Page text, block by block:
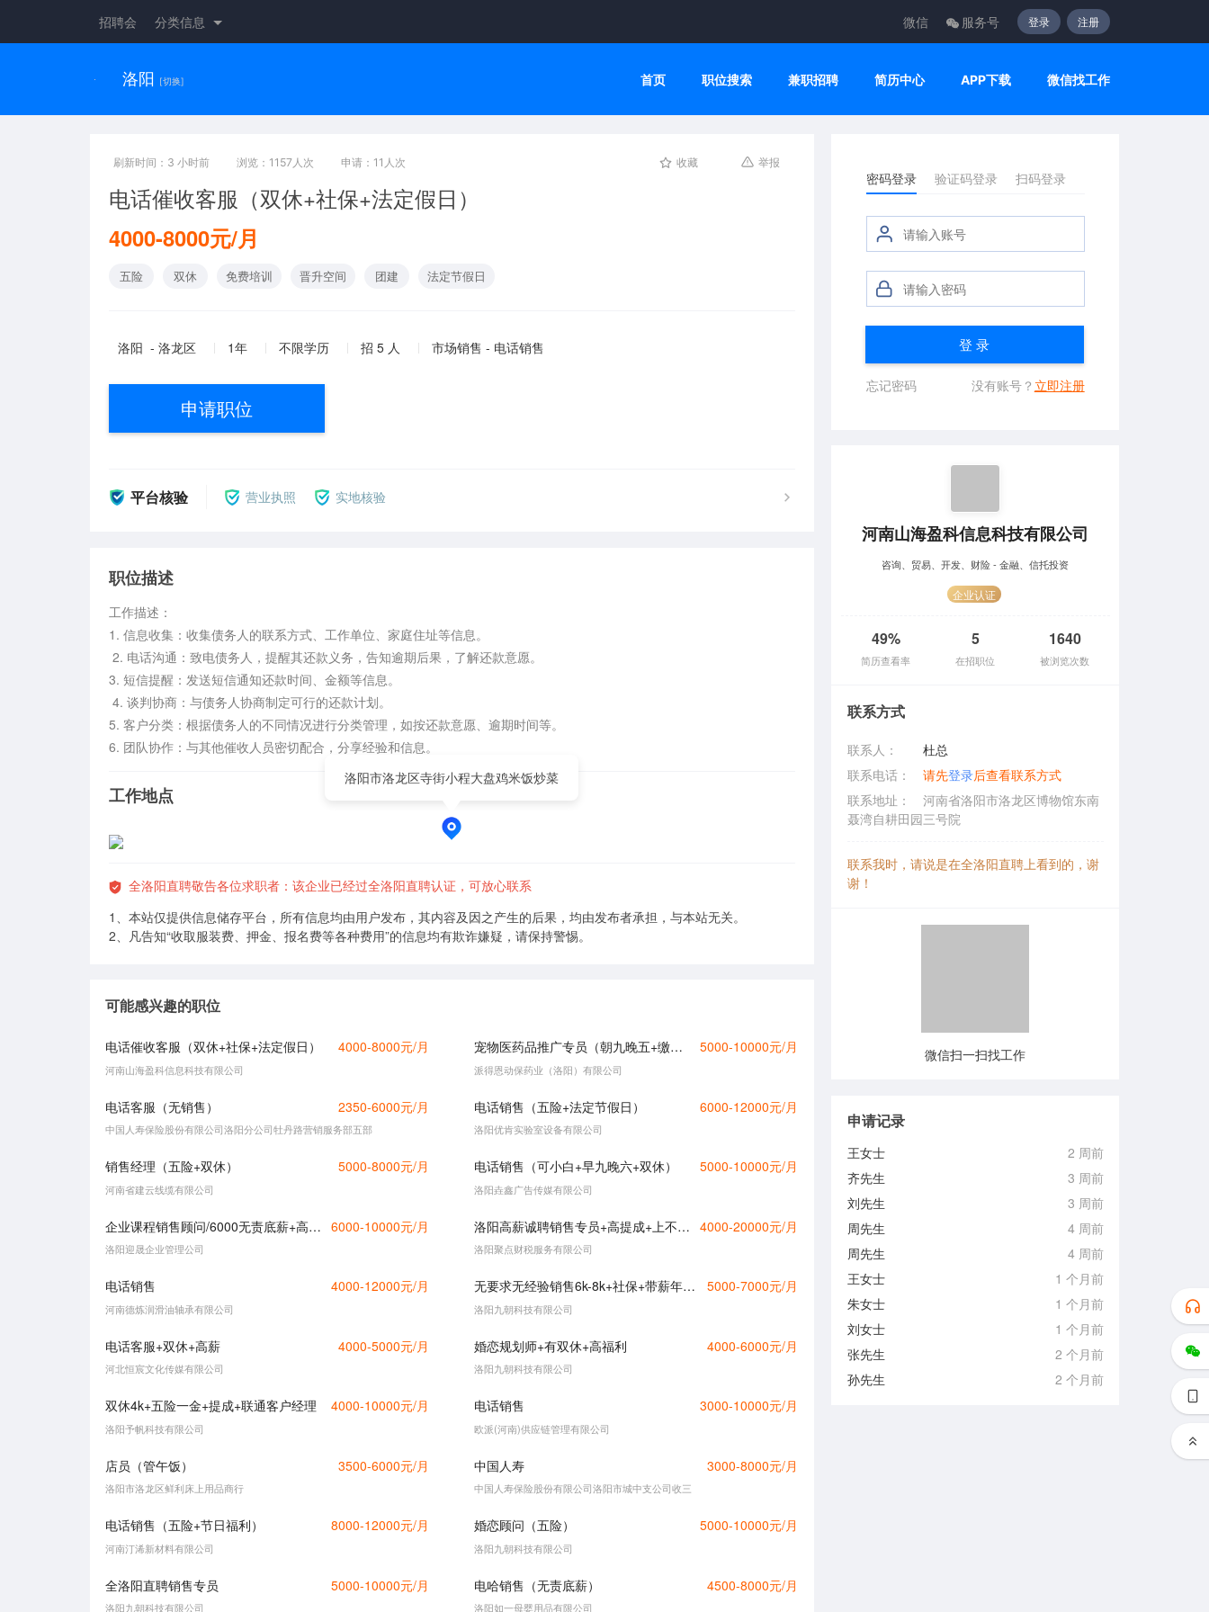
招聘会 分类信息 微信 服务号 登录 注册
洛阳 [切换] 首页 职位搜索 兼职招聘 简历中心 APP下载 微信找工作
刷新时间：3 小时前 浏览：1157人次 申请：11人次 收藏 举报
电话催收客服（双休+社保+法定假日）
4000-8000元/月
五险 双休 免费培训 晋升空间 团建 法定节假日
洛阳 - 洛龙区 1年 不限学历 招 5 人 市场销售 - 电话销售
申请职位
平台核验 营业执照 实地核验
职位描述
工作描述：
1. 信息收集：收集债务人的联系方式、工作单位、家庭住址等信息。
3. 短信提醒：发送短信通知还款时间、金额等信息。
5. 客户分类：根据债务人的不同情况进行分类管理，如按还款意愿、逾期时间等。
6. 团队协作：与其他催收人员密切配合，分享经验和信息。
工作地点
洛阳市洛龙区寺街小程大盘鸡米饭炒菜
全洛阳直聘敬告各位求职者：该企业已经过全洛阳直聘认证，可放心联系
1、本站仅提供信息储存平台，所有信息均由用户发布，其内容及因之产生的后果，均由发布者承担，与本站无关。
2、凡告知“收取服装费、押金、报名费等各种费用”的信息均有欺诈嫌疑，请保持警惕。
可能感兴趣的职位
电话催收客服（双休+社保+法定假日） 4000-8000元/月
河南山海盈科信息科技有限公司
宠物医药品推广专员（朝九晚五+缴纳社保） 5000-10000元/月
派得恩动保药业（洛阳）有限公司
电话客服（无销售） 2350-6000元/月
中国人寿保险股份有限公司洛阳分公司牡丹路营销服务部五部
电话销售（五险+法定节假日） 6000-12000元/月
洛阳优肯实验室设备有限公司
销售经理（五险+双休） 5000-8000元/月
河南省建云线缆有限公司
电话销售（可小白+早九晚六+双休） 5000-10000元/月
洛阳垚鑫广告传媒有限公司
企业课程销售顾问/6000无责底薪+高额提成 6000-10000元/月
洛阳迎晟企业管理公司
洛阳高薪诚聘销售专员+高提成+上不封顶+资源 4000-20000元/月
洛阳聚点财税服务有限公司
电话销售 4000-12000元/月
河南德炼润滑油轴承有限公司
无要求无经验销售6k-8k+社保+带薪年假（可直接打电话沟通） 5000-7000元/月
洛阳九朝科技有限公司
电话客服+双休+高薪 4000-5000元/月
河北恒宸文化传媒有限公司
婚恋规划师+有双休+高福利 4000-6000元/月
洛阳九朝科技有限公司
双休4k+五险一金+提成+联通客户经理 4000-10000元/月
洛阳予帆科技有限公司
电话销售 3000-10000元/月
欧派(河南)供应链管理有限公司
店员（管午饭） 3500-6000元/月
洛阳市洛龙区鲜利床上用品商行
中国人寿 3000-8000元/月
中国人寿保险股份有限公司洛阳市城中支公司收三
电话销售（五险+节日福利） 8000-12000元/月
河南汀浠新材料有限公司
婚恋顾问（五险） 5000-10000元/月
洛阳九朝科技有限公司
全洛阳直聘销售专员 5000-10000元/月
洛阳九朝科技有限公司
电哈销售（无责底薪） 4500-8000元/月
洛阳如一母婴用品有限公司
密码登录 验证码登录 扫码登录
登 录
忘记密码 没有账号？ 立即注册
河南山海盈科信息科技有限公司
咨询、贸易、开发、财险 - 金融、信托投资
企业认证
49%
简历查看率
5
在招职位
1640
被浏览次数
联系方式
联系人：
杜总
联系电话：
请先登录后查看联系方式
联系地址：
河南省洛阳市洛龙区博物馆东南
聂湾自耕田园三号院
联系我时，请说是在全洛阳直聘上看到的，谢
谢！
微信扫一扫找工作
申请记录
王女士
2 周前
齐先生
3 周前
刘先生
3 周前
周先生
4 周前
周先生
4 周前
王女士
1 个月前
朱女士
1 个月前
刘女士
1 个月前
张先生
2 个月前
孙先生
2 个月前